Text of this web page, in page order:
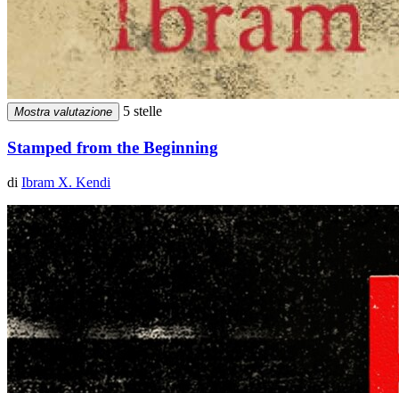
Mostra valutazione 5 stelle
Stamped from the Beginning
di Ibram X. Kendi